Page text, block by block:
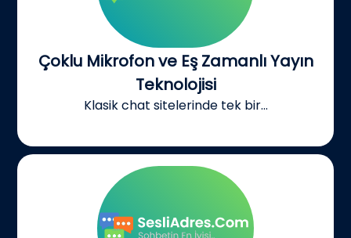
Çoklu Mikrofon ve Eş Zamanlı Yayın
Teknolojisi
Klasik chat sitelerinde tek bir...